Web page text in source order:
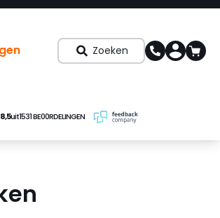
Zoeken
8,5uit1531 BE00RDELINGEN